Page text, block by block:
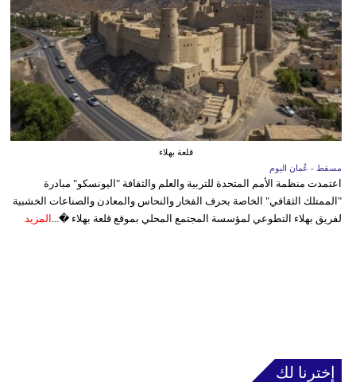
قلعة بهلاء
مسقط - عُمان اليوم
اعتمدت منظمة الأمم المتحدة للتربية والعلم والثقافة "اليونسكو" مبادرة
"الممتلك الثقافي" الخاصة بحرف الفخار والنحاس والمعادن والصناعات الخشبية
لفريق بهلاء التطوعي لمؤسسة المجتمع المحلي بموقع قلعة بهلاء �... المزيد
إخترنا لك